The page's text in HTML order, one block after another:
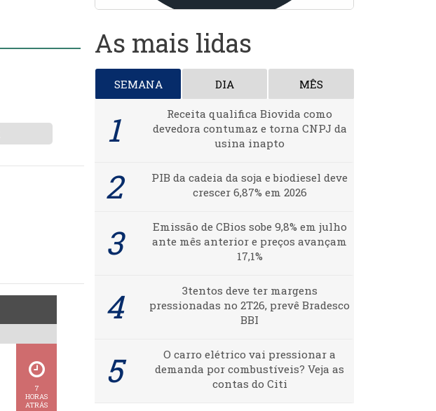
7
HORAS
ATRÁS
As mais lidas
SEMANA DIA MÊS
Receita qualifica Biovida como
devedora contumaz e torna CNPJ da
usina inapto
PIB da cadeia da soja e biodiesel deve
crescer 6,87% em 2026
Emissão de CBios sobe 9,8% em julho
ante mês anterior e preços avançam
17,1%
3tentos deve ter margens
pressionadas no 2T26, prevê Bradesco
BBI
O carro elétrico vai pressionar a
demanda por combustíveis? Veja as
contas do Citi